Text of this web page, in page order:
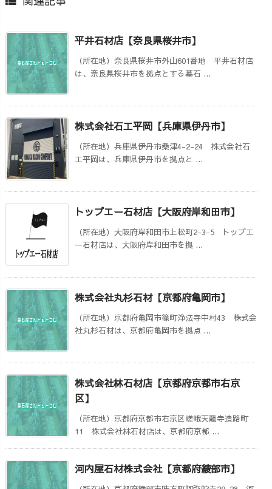
平井石材店【奈良県桜井市】
（所在地）奈良県桜井市外山601番地 平井石材店
は、奈良県桜井市を拠点とする墓石 ...
株式会社石工平岡【兵庫県伊丹市】
（所在地）兵庫県伊丹市桑津4-2-24 株式会社石
工平岡は、兵庫県伊丹市を拠点と ...
トップエー石材店【大阪府岸和田市】
（所在地）大阪府岸和田市上松町2-3-5 トップエ
ー石材店は、大阪府岸和田市を拠 ...
株式会社丸杉石材【京都府亀岡市】
（所在地）京都府亀岡市篠町浄法寺中村43 株式会
社丸杉石材は、京都府亀岡市を拠点 ...
株式会社林石材店【京都府京都市右京
区】
（所在地）京都府京都市右京区嵯峨天龍寺造路町
11 株式会社林石材店は、京都府京都 ...
河内屋石材株式会社【京都府綾部市】